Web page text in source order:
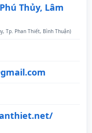
Thủy, Lâm
Tp. Phan Thiết, Bình Thuận)